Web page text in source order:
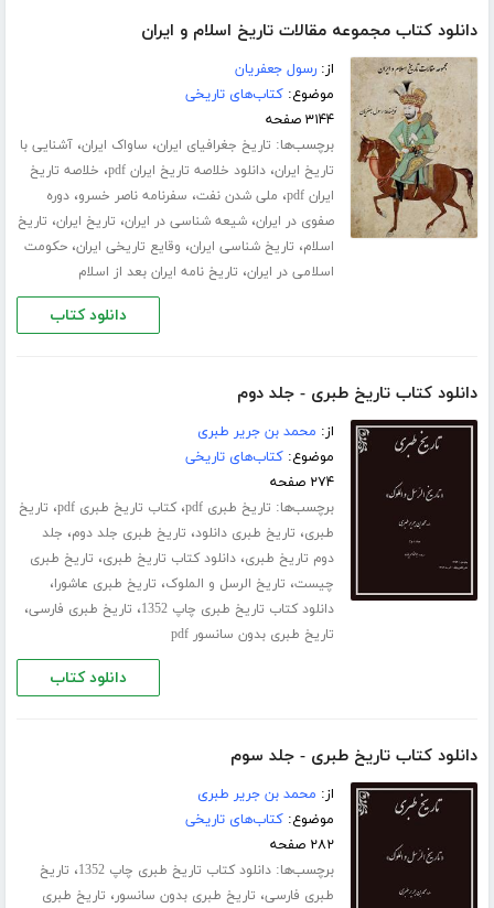
دانلود کتاب مجموعه مقالات تاریخ اسلام و ایران
از:رسول جعفریان
موضوع:کتاب‌های تاریخی
۳۱۴۴ صفحه
برچسب‌ها: تاریخ جغرافیای ایران، ساواک ایران،آشنایی با
تاریخ ایران،دانلود خلاصه تاریخ ایران pdf ، خلاصه تاریخ
ایران pdf
، ملی شدن نفت، سفرنامه ناصر خسرو،دوره
صفوی در ایران،شیعه شناسی در ایران، تاریخ ایران، تاریخ
اسلام، تاریخ شناسی ایران، وقایع تاریخی ایران،حکومت
اسلامی در ایران، تاریخ نامه ایران بعد از اسلام
دانلود کتاب
دانلود کتاب تاریخ طبری - جلد دوم
از: محمد بن جریر طبری
موضوع:کتاب‌های تاریخی
۲۷۴ صفحه
برچسب‌ها: تاریخ طبری pdf ،کتاب تاریخ طبری pdf ، تاریخ
طبری، تاریخ طبری دانلود، تاریخ طبری جلد دوم، جلد
دوم تاریخ طبری،دانلود کتاب تاریخ طبری، تاریخ طبری
چیست، تاریخ الرسل و الملوک، تاریخ طبری عاشورا،
دانلود کتاب تاریخ طبری چاپ 1352 ، تاریخ طبری فارسی،
تاریخ طبری بدون سانسور pdf
دانلود کتاب
دانلود کتاب تاریخ طبری - جلد سوم
از: محمد بن جریر طبری
موضوع:کتاب‌های تاریخی
۲۸۲ صفحه
برچسب‌ها:دانلود کتاب تاریخ طبری چاپ 1352 ، تاریخ
طبری فارسی، تاریخ طبری بدون سانسور، تاریخ طبری